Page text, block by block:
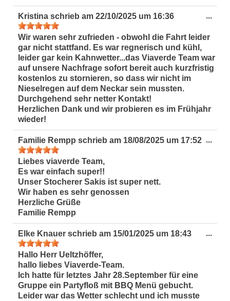
Kristina schrieb am 22/10/2025 um 16:36
Wir waren sehr zufrieden - obwohl die Fahrt leider
gar nicht stattfand. Es war regnerisch und kühl,
leider gar kein Kahnwetter...das Viaverde Team war
auf unsere Nachfrage sofort bereit auch kurzfristig
kostenlos zu stornieren, so dass wir nicht im
Nieselregen auf dem Neckar sein mussten.
Durchgehend sehr netter Kontakt!
Herzlichen Dank und wir probieren es im Frühjahr
wieder!
...
Familie Rempp schrieb am 18/08/2025 um 17:52
Liebes viaverde Team,
Es war einfach super!!
Unser Stocherer Sakis ist super nett.
Wir haben es sehr genossen
Herzliche Grüße
Familie Rempp
...
Elke Knauer schrieb am 15/01/2025 um 18:43
Hallo Herr Ueltzhöffer,
hallo liebes Viaverde-Team.
Ich hatte für letztes Jahr 28.September für eine
Gruppe ein Partyfloß mit BBQ Menü gebucht.
Leider war das Wetter schlecht und ich musste
...